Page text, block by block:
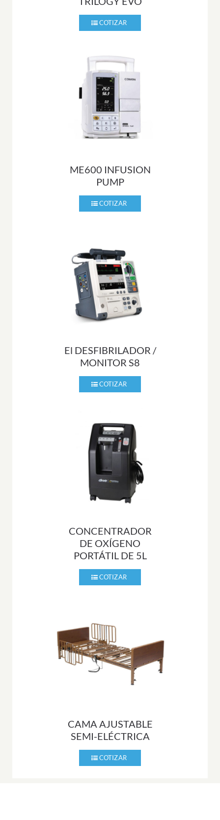
ME600 INFUSION
PUMP
El DESFIBRILADOR /
MONITOR S8
CONCENTRADOR
DE OXÍGENO
PORTÁTIL DE 5L
CAMA AJUSTABLE
SEMI-ELÉCTRICA